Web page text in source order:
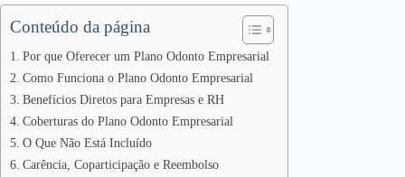
Conteúdo da página
Por que Oferecer um Plano Odonto Empresarial
Como Funciona o Plano Odonto Empresarial
Benefícios Diretos para Empresas e RH
Coberturas do Plano Odonto Empresarial
O Que Não Está Incluído
Carência, Coparticipação e Reembolso